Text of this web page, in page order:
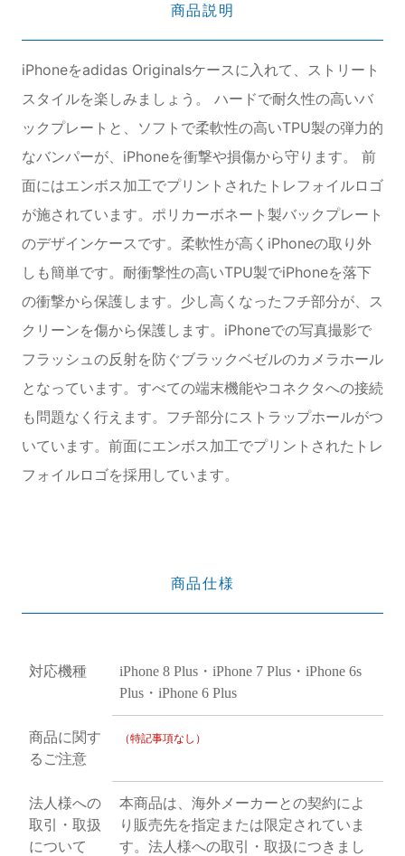
商品説明
iPhoneをadidas Originalsケースに入れて、ストリート
スタイルを楽しみましょう。 ハードで耐久性の高いバ
ックプレートと、ソフトで柔軟性の高いTPU製の弾力的
なバンパーが、iPhoneを衝撃や損傷から守ります。 前
面にはエンボス加工でプリントされたトレフォイルロゴ
が施されています。ポリカーボネート製バックプレート
のデザインケースです。柔軟性が高くiPhoneの取り外
しも簡単です。耐衝撃性の高いTPU製でiPhoneを落下
の衝撃から保護します。少し高くなったフチ部分が、ス
クリーンを傷から保護します。iPhoneでの写真撮影で
フラッシュの反射を防ぐブラックベゼルのカメラホール
となっています。すべての端末機能やコネクタへの接続
も問題なく行えます。フチ部分にストラップホールがつ
いています。前面にエンボス加工でプリントされたトレ
フォイルロゴを採用しています。
商品仕様
対応機種
iPhone 8 Plus・iPhone 7 Plus・iPhone 6s
Plus・iPhone 6 Plus
商品に関す
るご注意
（特記事項なし）
法人様への
取引・取扱
について
本商品は、海外メーカーとの契約によ
り販売先を指定または限定されていま
す。法人様への取引・取扱につきまし